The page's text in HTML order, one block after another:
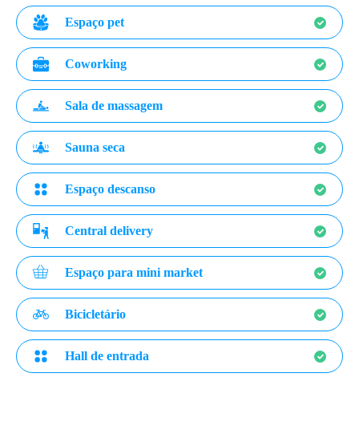
Espaço pet
Coworking
Sala de massagem
Sauna seca
Espaço descanso
Central delivery
Espaço para mini market
Bicicletário
Hall de entrada